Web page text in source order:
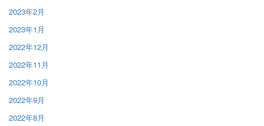
2023年2月
2023年1月
2022年12月
2022年11月
2022年10月
2022年9月
2022年8月